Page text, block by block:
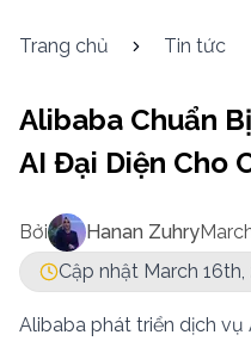
Trang chủ Tin tức
Alibaba Chuẩn
AI Đại Diện Cho
Bởi Hanan Zuhry
Cập nhật March 16th,
Alibaba phát triển dịch vụ